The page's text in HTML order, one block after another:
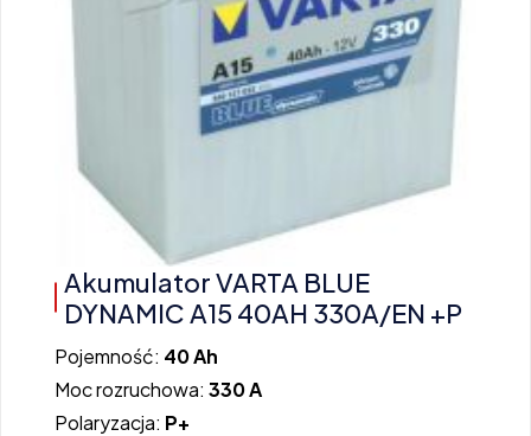
Akumulator VARTA BLUE
DYNAMIC A15 40AH 330A/EN +P
Pojemność: 40 Ah
Moc rozruchowa: 330 A
Polaryzacja: P+